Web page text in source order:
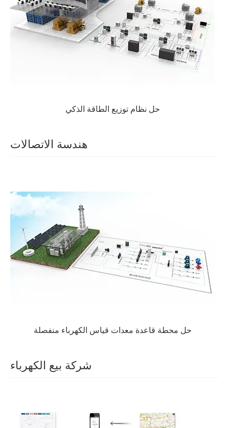
حل نظام توزيع الطاقة الذكي
هندسة الاتصالات
حل محطة قاعدة معدات قياس الكهرباء منفصلة
شركة بيع الكهرباء